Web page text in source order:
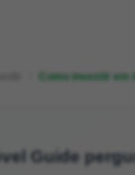
Como investir em
Guide